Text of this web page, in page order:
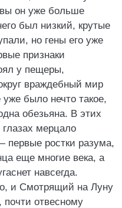
он уже больше
был низкий, крутые
но гены его уже
признаки
у пещеры,
враждебный мир
уже было нечто такое,
обезьяна. В этих
мерцало
ростки разума,
еще многие века, а
навсегда.
и Смотрящий на Луну
почти отвесному